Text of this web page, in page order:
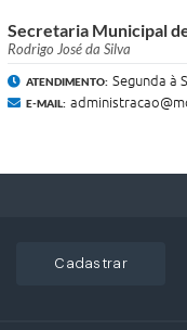
Secretaria Municipal
Rodrigo José da Silva
ATENDIMENTO: Segunda à
E-MAIL:
cadastrar